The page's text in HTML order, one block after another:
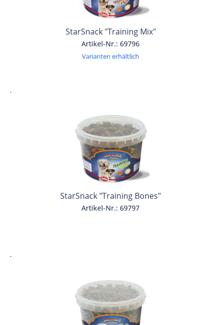
StarSnack "Training Mix"
Artikel-Nr.: 69796
Varianten erhältlich
.
StarSnack "Training Bones"
Artikel-Nr.: 69797
.